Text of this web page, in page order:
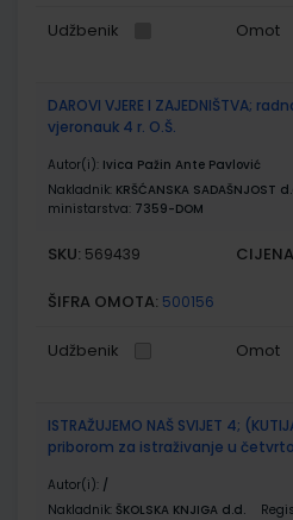
Udžbenik Omot
DAROVI VJERE I ZAJEDNIŠTVA;
vjeronauk 4 r. O.Š.
Autor(i): Ivica Pažin Ante Pavlović
Nakladnik: KRŠĆANSKA SADAŠNJOST
ministarstva: 7359-DOM
SKU: 569439
ŠIFRA OMOTA: 500156
Udžbenik Omot
ISTRAŽUJEMO NAŠ SVIJET 4;
priborom za istraživanje u
Autor(i): /
Nakladnik: ŠKOLSKA KNJIGA d.d.